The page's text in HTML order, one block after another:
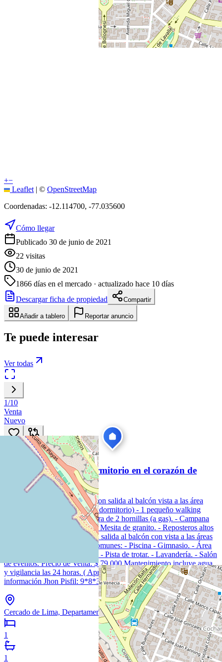
+−
Leaflet | © OpenStreetMap
Coordenadas: -12.114700, -77.035600
Cómo llegar
Publicado 30 de junio de 2021
22 visitas
30 de junio de 2021
1866 días en el mercado · actualizado hace 10 días
Descargar ficha de propiedad
Compartir
Añadir a tablero Reportar anuncio
Te puede interesar
Ver todas
1/10
Venta
Nuevo
S/ 267.676 489hoy
Dpto. en venta de 1 dormitorio en el corazón de
lima, cerca a todo.
- Área: 42 m2 - 1 dormitorio con salida al balcón vista a las área
comunes. - 1 baño (dentro del dormitorio) - 1 pequeño walking
closet. - Kitchenet con encimera de 2 hornillas (a gas). - Campana
extractora. - Horno eléctrico. - Mesita de granito. - Reposteros altos
y bajos. - Salita - comedor con salida al balcón con vista a las áreas
comunes. Edificio City área comunes: - Piscina - Gimnasio. - Área
de parrillas. - Zona de estudio. - Pista de trotar. - Lavandería. - Salón
de eventos. Precio de Venta: $ 79,000 Mantenimiento incluye agua
y vigilancia las 24 horas. ( Aprox. S/.150) Contáctanos para más
información Jhon Pisfil: 9*8*3*4*3*1*5*7*7
Cercado de Lima, Departamento de Lima
1
1